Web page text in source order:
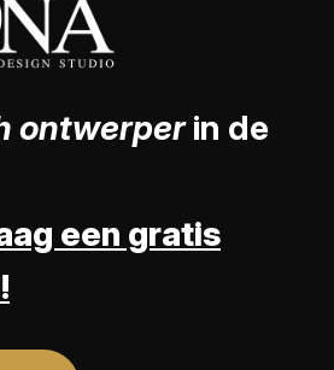
ontwerperin de
een gratis